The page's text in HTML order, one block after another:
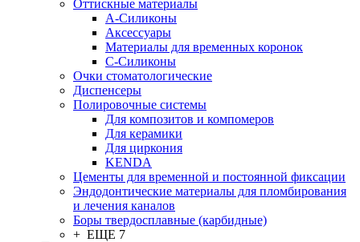
Оттискные материалы
А-Силиконы
Аксессуары
Материалы для временных коронок
С-Силиконы
Очки стоматологические
Диспенсеры
Полировочные системы
Для композитов и компомеров
Для керамики
Для циркония
KENDA
Цементы для временной и постоянной фиксации
Эндодонтические материалы для пломбирования
и лечения каналов
Боры твердосплавные (карбидные)
+ ЕЩЕ 7